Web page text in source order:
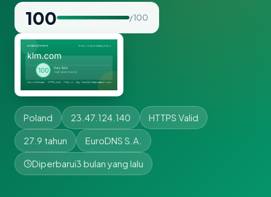
100 / 100
Poland 23.47.124.140 HTTPS Valid
27.9 tahun EuroDNS S.A.
Diperbarui3 bulan yang lalu